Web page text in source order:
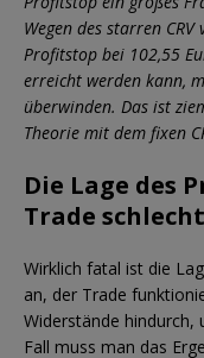
Wegen des starren
Profitstop bei 102,55
erreicht werden kann,
überwinden. Das ist
Theorie mit dem fixen
Die Lage des
Trade schlecht
Wirklich fatal ist die
an, der Trade
Widerstände hindurch,
Fall muss man das